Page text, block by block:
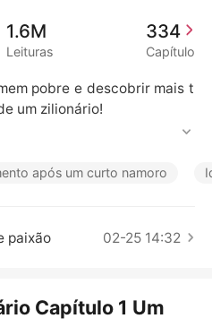
1.6M
Leituras
334
Capítulo
pobre e descobrir mais t
um zilionário!
no dia seguinte.
especial e foi uma surpr
resolvidos e muitas
após um curto namoro
paixão 02-25 14:32
Capítulo 1 Um